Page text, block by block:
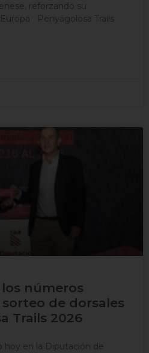
reforzando su
Penyagolosa Trails
números
de dorsales
Trails 2026
hoy en la Diputación de